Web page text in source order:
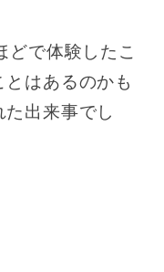
どで体験したこ
はあるのかも
出来事でし